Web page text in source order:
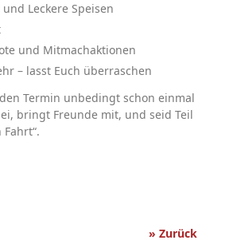
Leckere Speisen
und Mitmachaktionen
– lasst Euch überraschen
Termin unbedingt schon einmal
bringt Freunde mit, und seid Teil
» Zurück